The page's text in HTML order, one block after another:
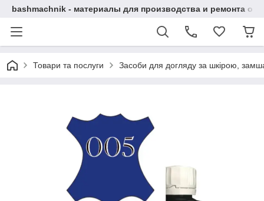
bashmachnik - материалы для производства и ремонта
Товари та послуги Засоби для догляду за шкірою,